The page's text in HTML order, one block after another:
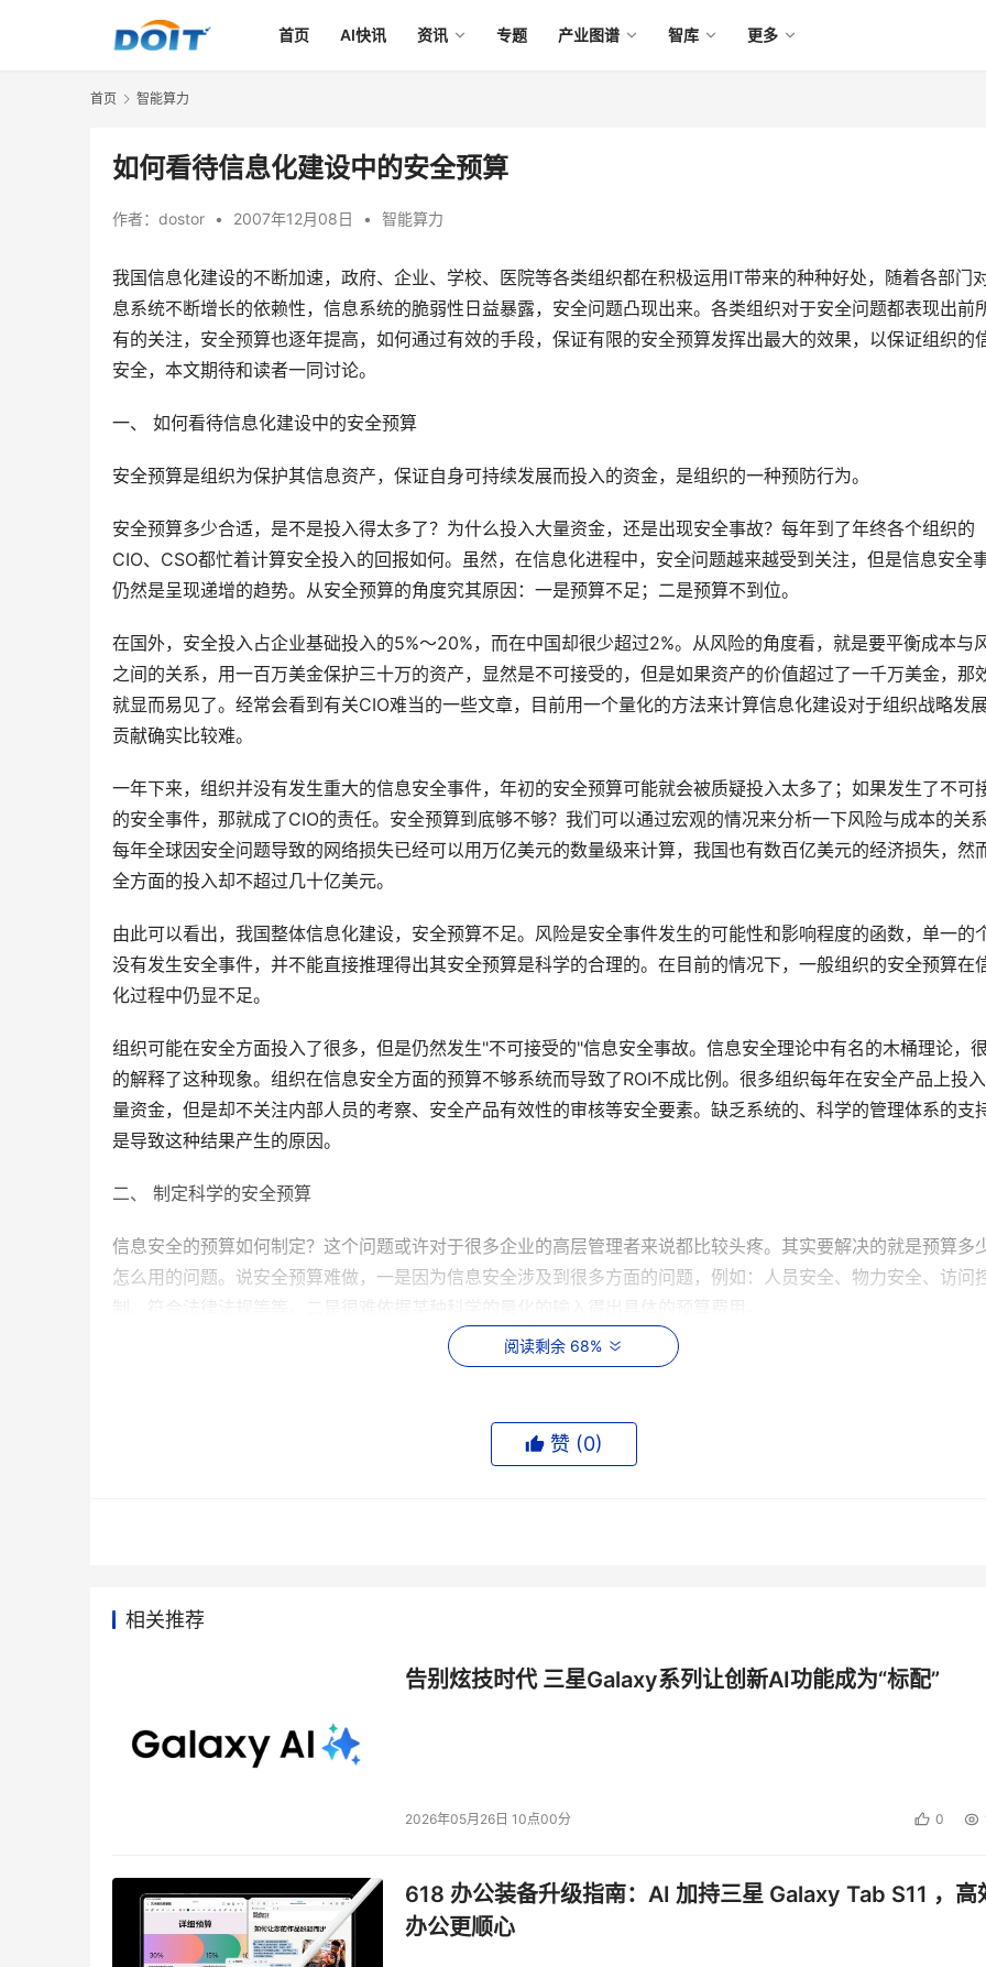
首页 AI快讯 资讯 专题 产业图谱 智库 更多
首页 智能算力
如何看待信息化建设中的安全预算
作者： dostor • 2007年12月08日 • 智能算力
我国信息化建设的不断加速，政府、企业、学校、医院等各类组织都在积极运用IT带来的种种好处，随着各部门
息系统不断增长的依赖性，信息系统的脆弱性日益暴露，安全问题凸现出来。各类组织对于安全问题都表现出前
有的关注，安全预算也逐年提高，如何通过有效的手段，保证有限的安全预算发挥出最大的效果，以保证组织的
安全，本文期待和读者一同讨论。
一、 如何看待信息化建设中的安全预算
安全预算是组织为保护其信息资产，保证自身可持续发展而投入的资金，是组织的一种预防行为。
安全预算多少合适，是不是投入得太多了？为什么投入大量资金，还是出现安全事故？每年到了年终各个组织的
CIO、CSO都忙着计算安全投入的回报如何。虽然，在信息化进程中，安全问题越来越受到关注，但是信息安全
仍然是呈现递增的趋势。从安全预算的角度究其原因：一是预算不足；二是预算不到位。
在国外，安全投入占企业基础投入的5%～20%，而在中国却很少超过2%。从风险的角度看，就是要平衡成本与
之间的关系，用一百万美金保护三十万的资产，显然是不可接受的，但是如果资产的价值超过了一千万美金，那
就显而易见了。经常会看到有关CIO难当的一些文章，目前用一个量化的方法来计算信息化建设对于组织战略发
贡献确实比较难。
一年下来，组织并没有发生重大的信息安全事件，年初的安全预算可能就会被质疑投入太多了；如果发生了不可
的安全事件，那就成了CIO的责任。安全预算到底够不够？我们可以通过宏观的情况来分析一下风险与成本的关系
每年全球因安全问题导致的网络损失已经可以用万亿美元的数量级来计算，我国也有数百亿美元的经济损失，然
全方面的投入却不超过几十亿美元。
由此可以看出，我国整体信息化建设，安全预算不足。风险是安全事件发生的可能性和影响程度的函数，单一的
没有发生安全事件，并不能直接推理得出其安全预算是科学的合理的。在目前的情况下，一般组织的安全预算在
化过程中仍显不足。
组织可能在安全方面投入了很多，但是仍然发生"不可接受的"信息安全事故。信息安全理论中有名的木桶理论，
的解释了这种现象。组织在信息安全方面的预算不够系统而导致了ROI不成比例。很多组织每年在安全产品上投
量资金，但是却不关注内部人员的考察、安全产品有效性的审核等安全要素。缺乏系统的、科学的管理体系的支持
是导致这种结果产生的原因。
二、 制定科学的安全预算
信息安全的预算如何制定？这个问题或许对于很多企业的高层管理者来说都比较头疼。其实要解决的就是预算多
怎么用的问题。说安全预算难做，一是因为信息安全涉及到很多方面的问题，例如：人员安全、物力安全、访问
组织的目的是要保护其信息和信息资产的安全，那么安全预算是否合理，应该关注以下几个方面：
2、是否真正用于降低或者消除信息安全风险，而不是引入了新的不可接受风险；
目前国际和国内都有一些比较成熟的风险评估标准及指南，如BS 7799,ISO 13335,OCTAVE方法，NIST SP800-
等。对于风险评估过程的描述不尽相同，通常包括下述几个过程：
5、 识别信息资产的损失给组织带来的影响；
6、 识别威胁时间发生的可能性；
阅读剩余 68%
赞 (0)
相关推荐
告别炫技时代 三星Galaxy系列让创新AI功能成为“标配”
2026年05月26日 10点00分 0
618 办公装备升级指南：AI 加持三星 Galaxy Tab S11 ，高
办公更顺心